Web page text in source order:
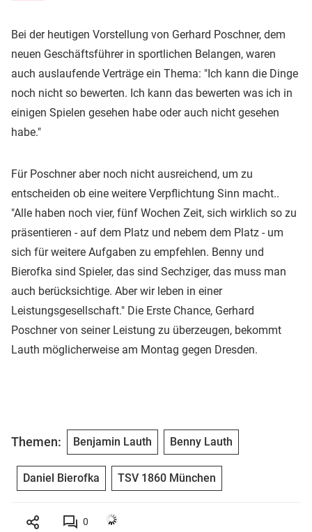
Bei der heutigen Vorstellung von Gerhard Poschner, dem
neuen Geschäftsführer in sportlichen Belangen, waren
auch auslaufende Verträge ein Thema: "Ich kann die Dinge
noch nicht so bewerten. Ich kann das bewerten was ich in
einigen Spielen gesehen habe oder auch nicht gesehen
habe."
Für Poschner aber noch nicht ausreichend, um zu
entscheiden ob eine weitere Verpflichtung Sinn macht..
"Alle haben noch vier, fünf Wochen Zeit, sich wirklich so zu
präsentieren - auf dem Platz und nebem dem Platz - um
sich für weitere Aufgaben zu empfehlen. Benny und
Bierofka sind Spieler, das sind Sechziger, das muss man
auch berücksichtige. Aber wir leben in einer
Leistungsgesellschaft." Die Erste Chance, Gerhard
Poschner von seiner Leistung zu überzeugen, bekommt
Lauth möglicherweise am Montag gegen Dresden.
Themen: Benjamin Lauth Benny Lauth
Daniel Bierofka TSV 1860 München
0